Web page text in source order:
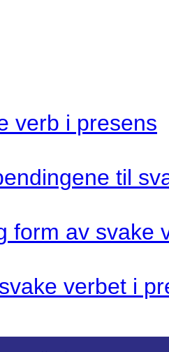
verb i presens
til
form av svake
verbet i